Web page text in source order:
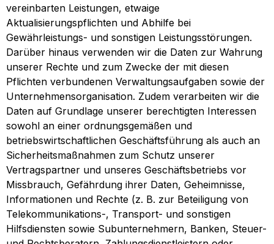
vereinbarten Leistungen, etwaige
Aktualisierungspflichten und Abhilfe bei
Gewährleistungs- und sonstigen Leistungsstörungen.
Darüber hinaus verwenden wir die Daten zur Wahrung
unserer Rechte und zum Zwecke der mit diesen
Pflichten verbundenen Verwaltungsaufgaben sowie der
Unternehmensorganisation. Zudem verarbeiten wir die
Daten auf Grundlage unserer berechtigten Interessen
sowohl an einer ordnungsgemäßen und
betriebswirtschaftlichen Geschäftsführung als auch an
Sicherheitsmaßnahmen zum Schutz unserer
Vertragspartner und unseres Geschäftsbetriebs vor
Missbrauch, Gefährdung ihrer Daten, Geheimnisse,
Informationen und Rechte (z. B. zur Beteiligung von
Telekommunikations-, Transport- und sonstigen
Hilfsdiensten sowie Subunternehmern, Banken, Steuer-